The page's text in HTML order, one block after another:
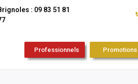
: 09 83 51 81
Professionnels Promotions